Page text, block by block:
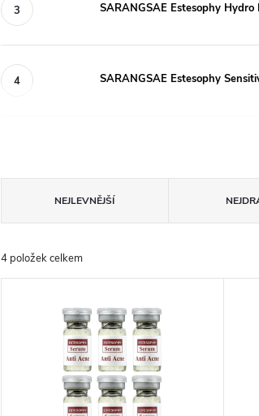
SARANGSAE Estesophy Hydro
SARANGSAE Estesophy
a
z
NEJLEVNĚJŠÍ
4 položek celkem